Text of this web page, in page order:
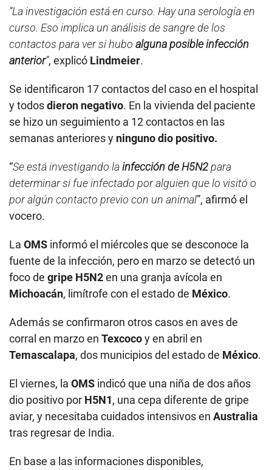
“La investigación está en curso. Hay una serología en
curso. Eso implica un análisis de sangre de los
contactos para ver si hubo alguna posible infección
anterior”, explicó Lindmeier.
Se identificaron 17 contactos del caso en el hospital
y todosdieron negativo. En la vivienda del paciente
se hizo un seguimiento a 12 contactos en las
semanas anteriores y ninguno dio positivo.
“Se está investigando lainfección de H5N2para
determinar si fue infectado por alguien que lo visitó o
por algún contacto previo con un animal”, afirmó el
vocero.
La OMS informó el miércoles que se desconoce la
fuente de la infección, pero en marzo se detectó un
foco de gripe H5N2en una granja avícola en
Michoacán, limítrofe con el estado de México.
Además se confirmaron otros casos en aves de
corral en marzo en Texcocoy en abril en
Temascalapa, dos municipios del estado de México.
El viernes, la OMS indicó que una niña de dos años
dio positivo por H5N1, una cepa diferente de gripe
aviar, y necesitaba cuidados intensivos en Australia
tras regresar de India.
En base a las informaciones disponibles,